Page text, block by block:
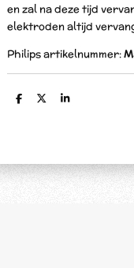
en zal na deze tijd
elektroden altijd
Philips artikelnummer:
D
D
S